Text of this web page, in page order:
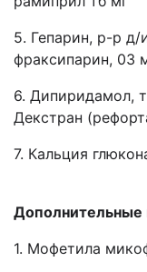
5. Гепарин, р-р
фраксипарин, 03
6. Дипиридамол,
Декстран
7. Кальция
1. Мофетила